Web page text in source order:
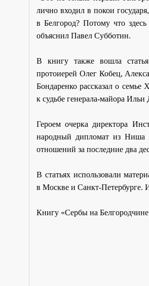
лично входил в покои
в Белгород? Потому что здесь
объяснил Павел Субботин.
В книгу также вошла
протоиерей Олег Кобец,
Бондаренко рассказал о
к судьбе генерала-майора
Героем очерка директора
народный дипломат из Ниша
отношений за последние два
В статьях использовали
в Москве и Санкт-Петербурге.
Книгу «Сербы на